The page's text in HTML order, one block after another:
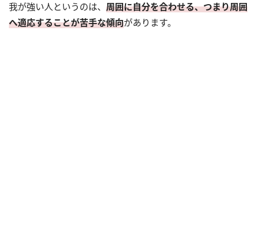
我が強い人というのは、 周囲に自分を合わせる、つまり周囲
へ適応することが苦手な傾向があります。